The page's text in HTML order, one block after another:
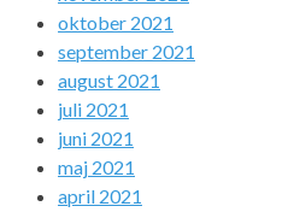
oktober 2021
september 2021
august 2021
juli 2021
juni 2021
maj 2021
april 2021